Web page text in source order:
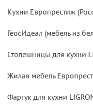
Кухни Европрестиж
ГеосИдеал (мебель из
Столешницы для кухни
Жилая мебель
Фартук для кухни